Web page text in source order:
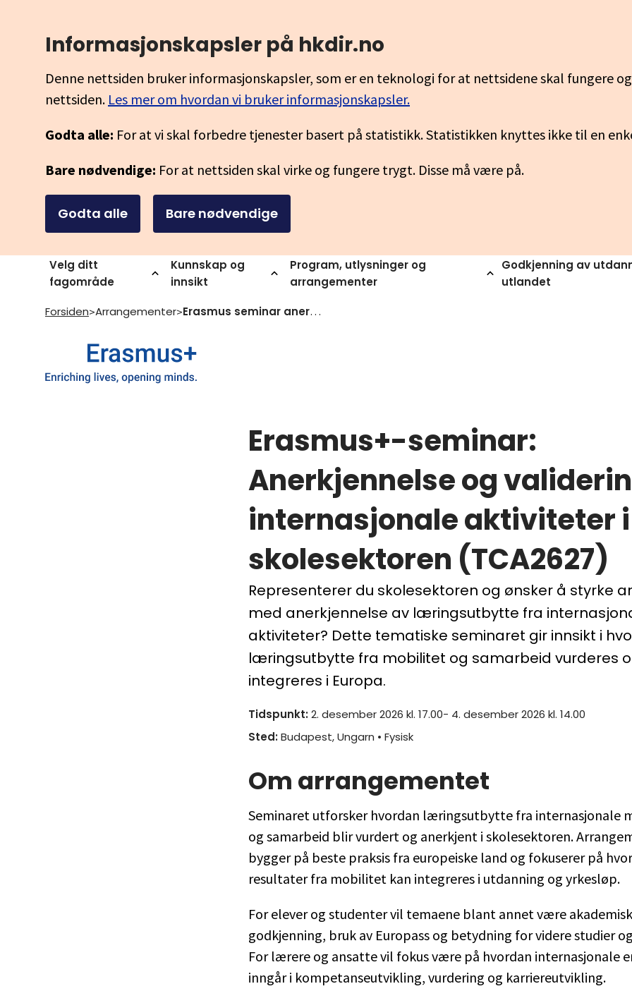
Informasjonskapsler på hkdir.no
Denne nettsiden bruker informasjonskapsler, som er en teknologi for at nettsidene skal fungere
nettsiden. Les mer om hvordan vi bruker informasjonskapsler.
Godta alle: For at vi skal forbedre tjenester basert på statistikk. Statistikken knyttes ikke til en
Bare nødvendige: For at nettsiden skal virke og fungere trygt. Disse må være på.
Godta alle Bare nødvendige
Velg ditt
fagområde
Kunnskap og
innsikt
Program, utlysninger og
arrangementer
Godkjenning av
utlandet
Forsiden>Arrangementer> Erasmus seminar anerkjennelse og validering av internasjonale aktiviteter i skolesektoren
Erasmus+-seminar:
Anerkjennelse og
internasjonale aktiviteter i
skolesektoren (TCA2627)
Representerer du skolesektoren og ønsker å styrke
med anerkjennelse av læringsutbytte fra
aktiviteter? Dette tematiske seminaret gir innsikt i
læringsutbytte fra mobilitet og samarbeid vurderes
integreres i Europa.
Tidspunkt: 2. desember 2026 kl. 17.00- 4. desember 2026 kl. 14.00
Sted: Budapest, Ungarn • Fysisk
Om arrangementet
Seminaret utforsker hvordan læringsutbytte fra internasjonale
og samarbeid blir vurdert og anerkjent i skolesektoren.
bygger på beste praksis fra europeiske land og fokuserer på
resultater fra mobilitet kan integreres i utdanning og yrkesløp.
For elever og studenter vil temaene blant annet være akademisk
godkjenning, bruk av Europass og betydning for videre studier
For lærere og ansatte vil fokus være på hvordan internasjonale
inngår i kompetanseutvikling, vurdering og karriereutvikling.